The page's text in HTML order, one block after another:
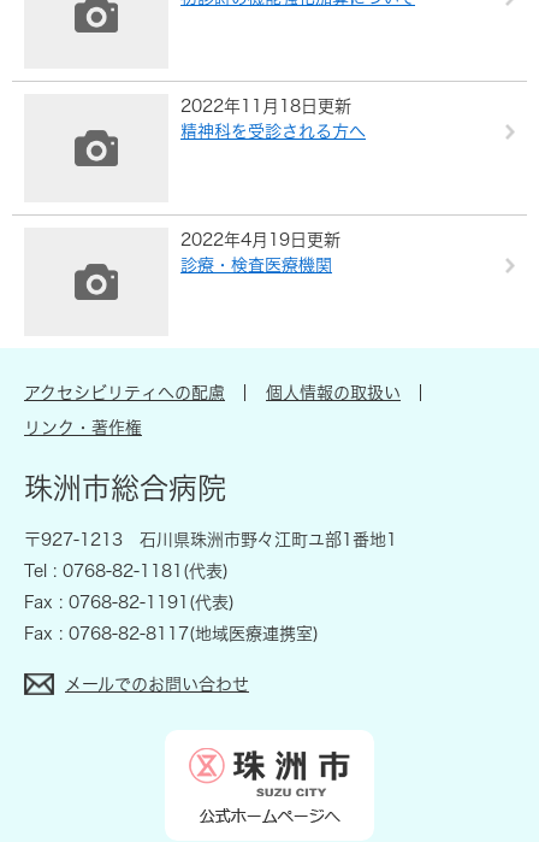
2022年11月18日更新
精神科を受診される方へ
2022年4月19日更新
診療・検査医療機関
アクセシビリティへの配慮 個人情報の取扱い
リンク・著作権
珠洲市総合病院
〒927-1213 石川県珠洲市野々江町ユ部1番地1
Tel : 0768-82-1181(代表)
Fax : 0768-82-1191(代表)
Fax : 0768-82-8117(地域医療連携室)
メールでのお問い合わせ